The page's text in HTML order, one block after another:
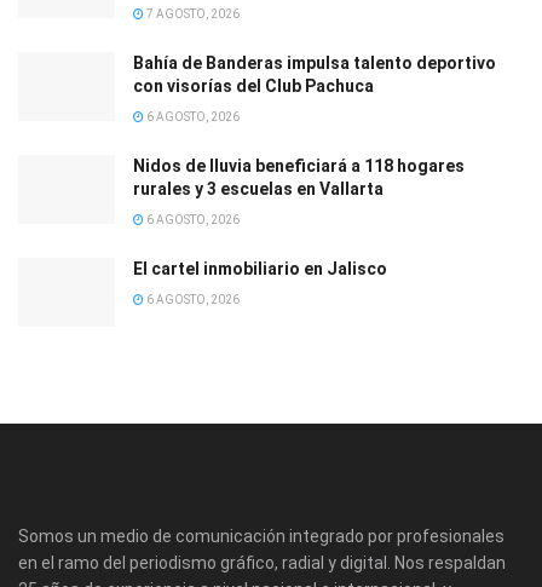
7 AGOSTO, 2026
Bahía de Banderas impulsa talento deportivo
con visorías del Club Pachuca
6 AGOSTO, 2026
Nidos de lluvia beneficiará a 118 hogares
rurales y 3 escuelas en Vallarta
6 AGOSTO, 2026
El cartel inmobiliario en Jalisco
6 AGOSTO, 2026
Somos un medio de comunicación integrado por profesionales
en el ramo del periodismo gráfico, radial y digital. Nos respaldan